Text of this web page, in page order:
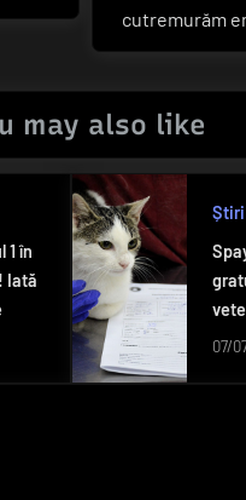
cutremurăm
may also like
1 în
Iată
Știri
07/